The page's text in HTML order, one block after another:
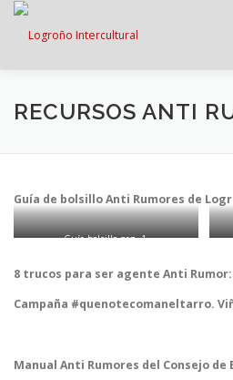
Saltar
LOGROÑO INTERCULTURAL
GRADÚATE EN CONVIVENCIA
RECURSOS PUNTO DE
RECURSOS ANTI
Guía de bolsillo Anti Rumores de
Guía bolsillo pag. 1
8 trucos para ser agente Anti Rumor:
Campaña #quenotecomaneltarro.
Manual Anti Rumores del Consejo de